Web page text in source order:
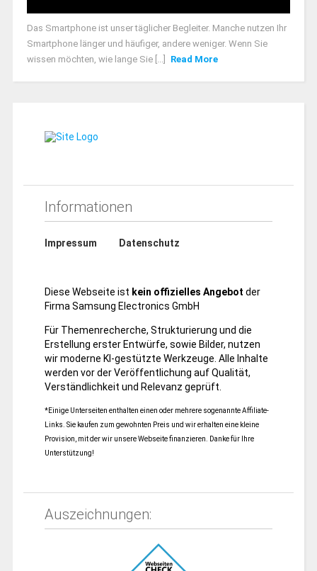
Das Smartphone ist unser täglicher Begleiter. Manche nutzen Ihr
Smartphone länger und häufiger, andere weniger. Wenn Sie
wissen möchten, wie lange Sie [...]
Read More
Informationen
Impressum Datenschutz
Diese Webseite ist kein offizielles Angebot der
Firma Samsung Electronics GmbH
Für Themenrecherche, Strukturierung und die
Erstellung erster Entwürfe, sowie Bilder, nutzen
wir moderne KI-gestützte Werkzeuge. Alle Inhalte
werden vor der Veröffentlichung auf Qualität,
Verständlichkeit und Relevanz geprüft.
*Einige Unterseiten enthalten einen oder mehrere sogenannte Affiliate-
Links. Sie kaufen zum gewohnten Preis und wir erhalten eine kleine
Provision, mit der wir unsere Webseite finanzieren. Danke für Ihre
Unterstützung!
Auszeichnungen: